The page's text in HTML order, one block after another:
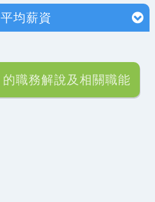
平均薪資
的職務解說及相關職能